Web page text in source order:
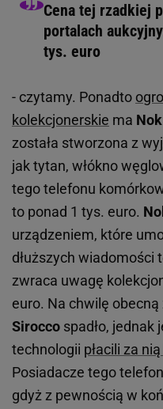
Cena tej rzadkiej
portalach
tys. euro
- czytamy. Ponadto
kolekcjonerskie ma
została stworzona z
jak tytan, włókno
tego telefonu
to ponad 1 tys. euro.
urządzeniem, które
dłuższych wiadomości
zwraca uwagę
euro. Na chwilę
Sirocco spadło, jednak
technologii płacili za
Posiadacze tego
gdyż z pewnością w